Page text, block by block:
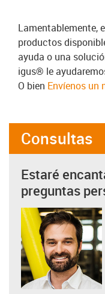
Lamentablemente,
productos
ayuda o una
igus® le
O bien Envíenos un
Consultas
Estaré
preguntas